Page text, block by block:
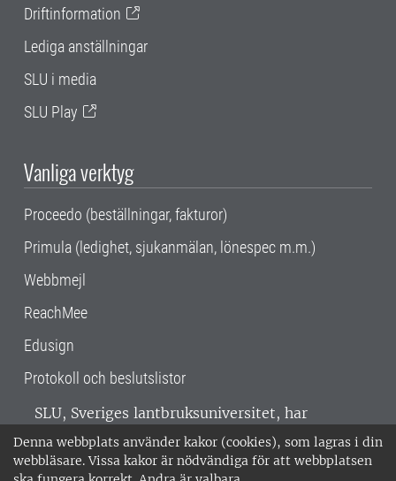
Denna webbplats använder kakor (cookies), som lagras i din
webbläsare. Vissa kakor är nödvändiga för att webbplatsen
Driftinformation
Lediga anställningar
SLU i media
SLU Play
Vanliga verktyg
Proceedo (beställningar, fakturor)
Primula (ledighet, sjukanmälan, lönespec m.m.)
Webbmejl
ReachMee
Edusign
Protokoll och beslutslistor
SLU, Sveriges lantbruksuniversitet, har
verksamhet över hela Sverige. Huvudorter är
Alnarp, Uppsala och Umeå.SLU är
miljöcertifierat enligt ISO 14001. •